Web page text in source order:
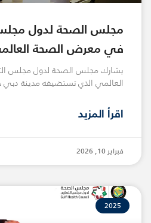
مجلس الصحة لدول
في معرض الصحة
يشارك مجلس الصحة لدول مجلس
العالمي الذي تستضيفه مدينة دبي خلال
اقرأ المزيد
فبراير 10, 2026
2025